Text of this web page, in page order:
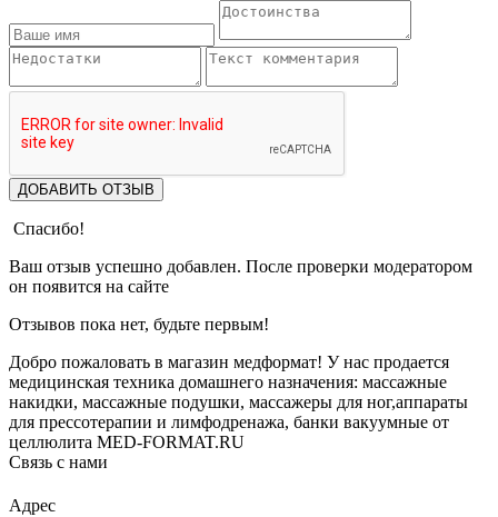
ДОБАВИТЬ ОТЗЫВ
Спасибо!
Ваш отзыв успешно добавлен. После проверки модератором
он появится на сайте
Отзывов пока нет, будьте первым!
Добро пожаловать в магазин медформат! У нас продается
медицинская техника домашнего назначения: массажные
накидки, массажные подушки, массажеры для ног,аппараты
для прессотерапии и лимфодренажа, банки вакуумные от
целлюлита MED-FORMAT.RU
Связь с нами
Адрес